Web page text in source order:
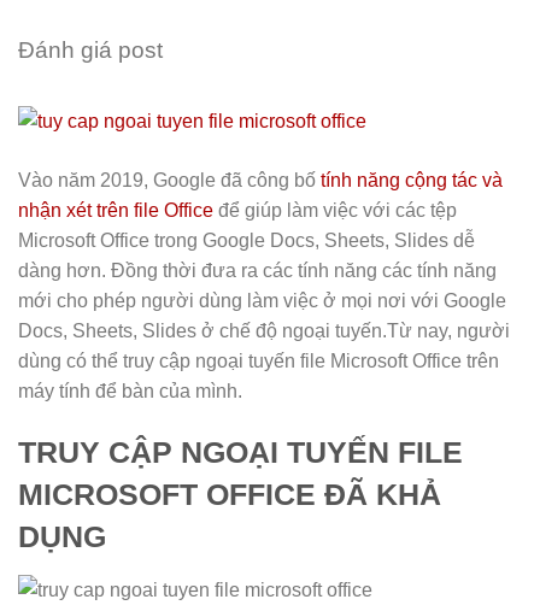
Đánh giá post
Vào năm 2019, Google đã công bố tính năng cộng tác và
nhận xét trên file Office để giúp làm việc với các tệp
Microsoft Office trong Google Docs, Sheets, Slides dễ
dàng hơn. Đồng thời đưa ra các tính năng các tính năng
mới cho phép người dùng làm việc ở mọi nơi với Google
Docs, Sheets, Slides ở chế độ ngoại tuyến.Từ nay, người
dùng có thể truy cập ngoại tuyến file Microsoft Office trên
máy tính để bàn của mình.
TRUY CẬP NGOẠI TUYẾN FILE
MICROSOFT OFFICE ĐÃ KHẢ
DỤNG